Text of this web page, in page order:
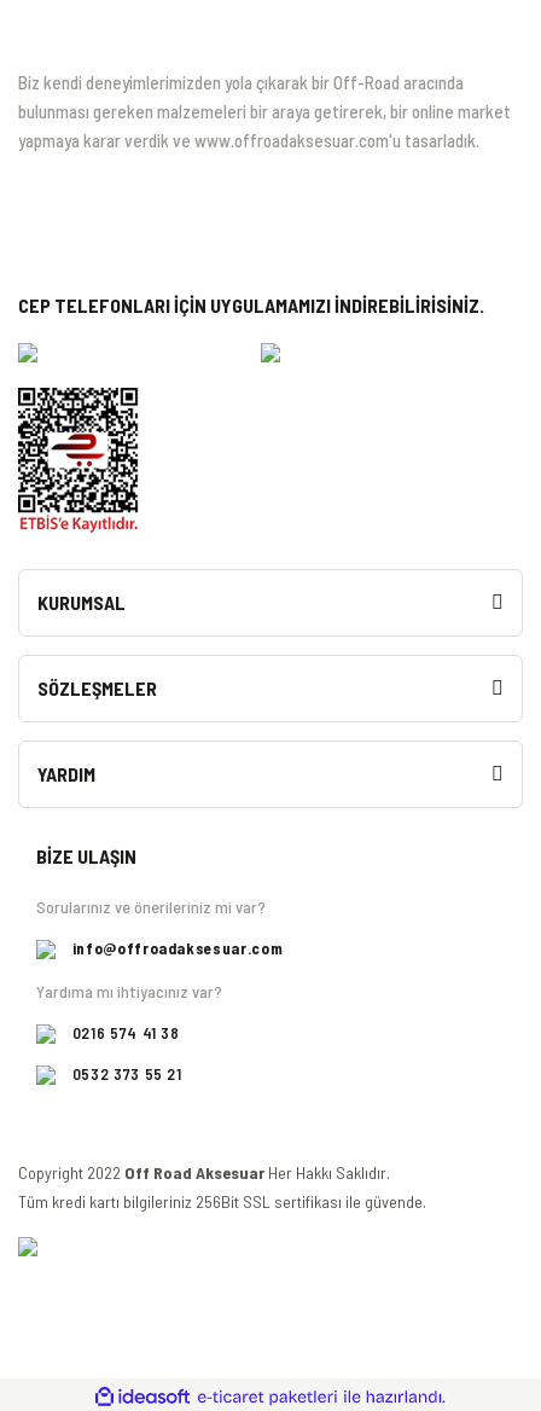
Biz kendi deneyimlerimizden yola çıkarak bir Off-Road aracında
bulunması gereken malzemeleri bir araya getirerek, bir online market
yapmaya karar verdik ve www.offroadaksesuar.com'u tasarladık.
CEP TELEFONLARI İÇİN UYGULAMAMIZI İNDİREBİLİRİSİNİZ.
KURUMSAL
SÖZLEŞMELER
YARDIM
BİZE ULAŞIN
Sorularınız ve önerileriniz mi var?
info@offroadaksesuar.com
Yardıma mı ihtiyacınız var?
0216 574 41 38
0532 373 55 21
Copyright 2022 Off Road Aksesuar Her Hakkı Saklıdır.
Tüm kredi kartı bilgileriniz 256Bit SSL sertifikası ile güvende.
ideasoft
e-